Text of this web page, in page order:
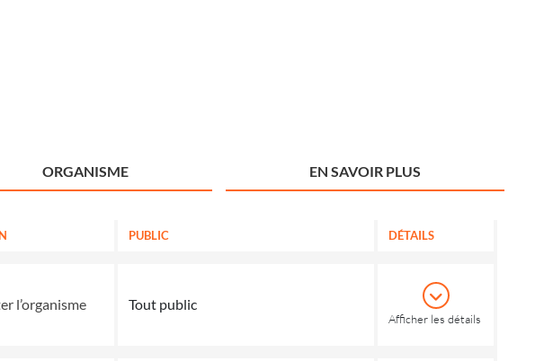
ORGANISME EN SAVOIR PLUS
PUBLIC DÉTAILS
l’organisme Tout public
Afficher les détails